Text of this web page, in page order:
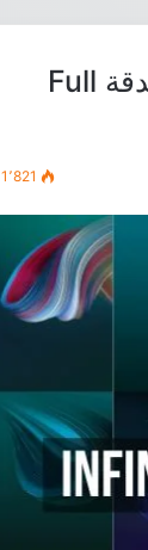
تحميل خلفيات انفينكس Infinix Zero 5 عالية الجودة بدقة Full
1٬821